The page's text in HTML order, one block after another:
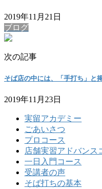
2019年11月21日
ブログ
次の記事
そば店の中には、「手打ち」と
2019年11月23日
実留アカデミー
ごあいさつ
プロコース
店舗実習アドバンス
一日入門コース
受講者の声
そば打ちの基本